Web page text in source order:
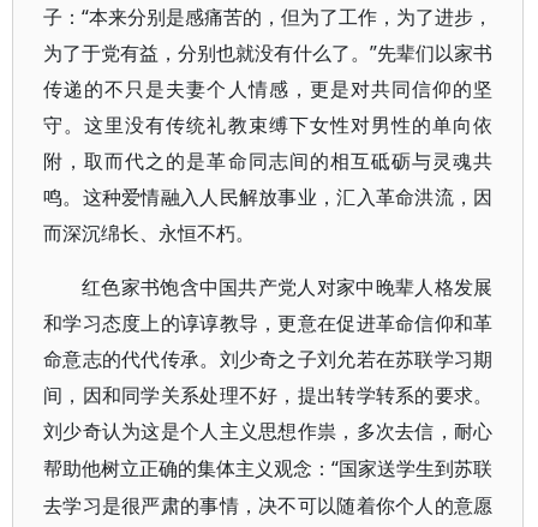
子：“本来分别是感痛苦的，但为了工作，为了进步，
为了于党有益，分别也就没有什么了。”先辈们以家书
传递的不只是夫妻个人情感，更是对共同信仰的坚
守。这里没有传统礼教束缚下女性对男性的单向依
附，取而代之的是革命同志间的相互砥砺与灵魂共
鸣。这种爱情融入人民解放事业，汇入革命洪流，因
而深沉绵长、永恒不朽。
红色家书饱含中国共产党人对家中晚辈人格发展
和学习态度上的谆谆教导，更意在促进革命信仰和革
命意志的代代传承。刘少奇之子刘允若在苏联学习期
间，因和同学关系处理不好，提出转学转系的要求。
刘少奇认为这是个人主义思想作祟，多次去信，耐心
帮助他树立正确的集体主义观念：“国家送学生到苏联
去学习是很严肃的事情，决不可以随着你个人的意愿